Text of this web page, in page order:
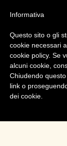
Informativa
Questo sito o gli
cookie necessari
cookie policy. Se
alcuni cookie,
Chiudendo
link o
dei cookie.